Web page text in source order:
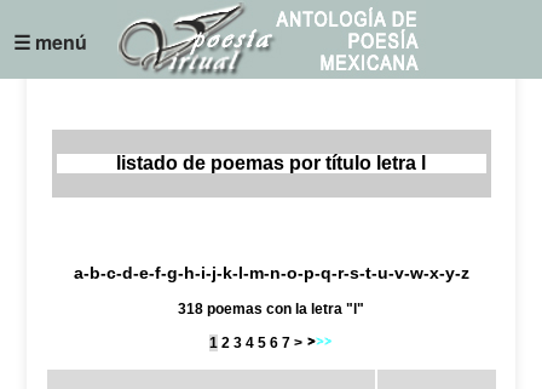
☰ menú
listado de poemas por título letra l
a-b-c-d-e-f-g-h-i-j-k-l-m-n-o-p-q-r-s-t-u-v-w-x-y-z
318 poemas con la letra "l"
1 2 3 4 5 6 7 >